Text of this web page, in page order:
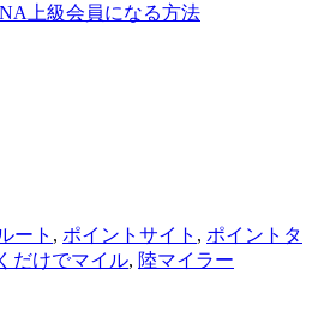
上級会員になる方法
ート , ポイントサイト , ポイントタ
だけでマイル, 陸マイラー